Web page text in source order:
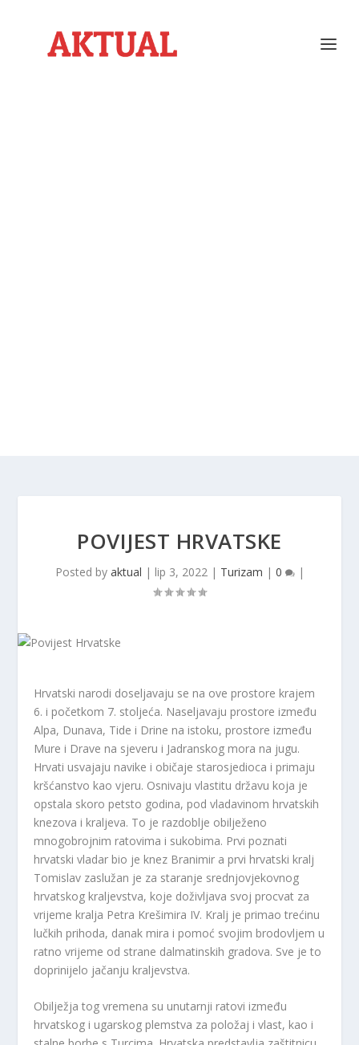
POVIJEST HRVATSKE
Posted by aktual | lip 3, 2022| Turizam | 0 |
Hrvatski narodi doseljavaju se na ove prostore krajem
6. i početkom 7. stoljeća. Naseljavaju prostore između
Alpa, Dunava, Tide i Drine na istoku, prostore između
Mure i Drave na sjeveru i Jadranskog mora na jugu.
Hrvati usvajaju navike i običaje starosjedioca i primaju
kršćanstvo kao vjeru. Osnivaju vlastitu državu koja je
opstala skoro petsto godina, pod vladavinom hrvatskih
knezova i kraljeva. To je razdoblje obilježeno
mnogobrojnim ratovima i sukobima. Prvi poznati
hrvatski vladar bio je knez Branimir a prvi hrvatski kralj
Tomislav zaslužan je za staranje srednjovjekovnog
hrvatskog kraljevstva, koje doživljava svoj procvat za
vrijeme kralja Petra Krešimira IV. Kralj je primao trećinu
lučkih prihoda, danak mira i pomoć svojim brodovljem u
ratno vrijeme od strane dalmatinskih gradova. Sve je to
doprinijelo jačanju kraljevstva.
Obilježja tog vremena su unutarnji ratovi između
hrvatskog i ugarskog plemstva za položaj i vlast, kao i